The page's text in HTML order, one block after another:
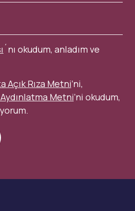
´nı okudum, anladım ve
Açık Rıza Metni’ni,
Metni’ni okudum,